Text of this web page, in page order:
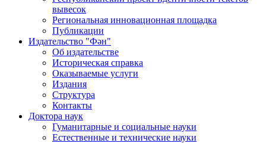
вывесок
Региональная инновационная площадка
Публикации
Издательство "Фән"
Об издательстве
Историческая справка
Оказываемые услуги
Издания
Структура
Контакты
Доктора наук
Гуманитарные и социальные науки
Естественные и технические науки